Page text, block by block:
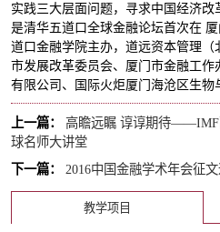
实践三大层面问题，寻求中国经济
是清华五道口全球金融论坛首次在
道口金融学院主办，道远资本管理（
市发展改革委员会、厦门市金融工
有限公司、国际火炬厦门海沧区生物
上一篇：
高瞻远瞩 谆谆期待——IMF
球名师大讲堂
下一篇：
2016中国金融学术年会征文
教学项目